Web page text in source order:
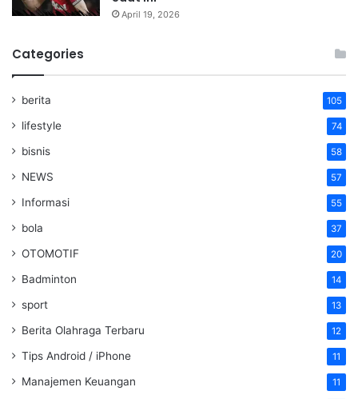
April 19, 2026
Categories
berita 105
lifestyle 74
bisnis 58
NEWS 57
Informasi 55
bola 37
OTOMOTIF 20
Badminton 14
sport 13
Berita Olahraga Terbaru 12
Tips Android / iPhone 11
Manajemen Keuangan 11